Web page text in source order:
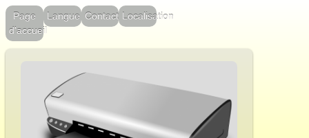
Page
d'accueil
Langue Contact Localisation